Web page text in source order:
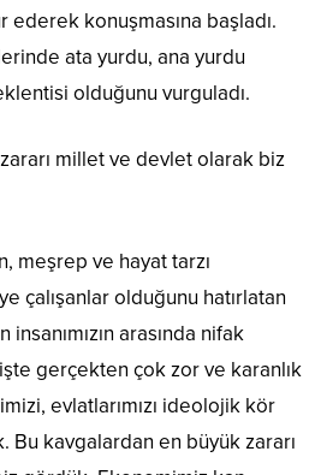
konuşmasına başladı.
ata yurdu, ana yurdu
olduğunu vurguladı.
millet ve devlet olarak biz
meşrep ve hayat tarzı
çalışanlar olduğunu hatırlatan
arasında nifak
gerçekten çok zor ve karanlık
evlatlarımızı ideolojik kör
Bu kavgalardan en büyük zararı